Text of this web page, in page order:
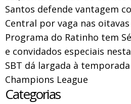
Santos defende vantagem
Central por vaga nas
Programa do Ratinho tem
e convidados especiais
SBT dá largada à temporada
Champions League
Categorias